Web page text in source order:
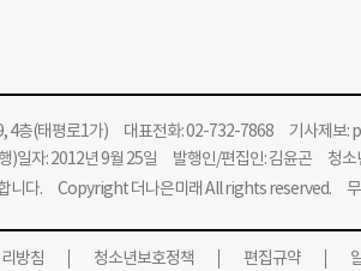
4층(태평로1가) 대표전화: 02-732-7868 기사제보:
)일자: 2012년 9월 25일 발행인/편집인: 김윤곤 청소
니다. Copyright 더나은미래 All rights reserved. 무
방침 청소년보호정책 편집규약